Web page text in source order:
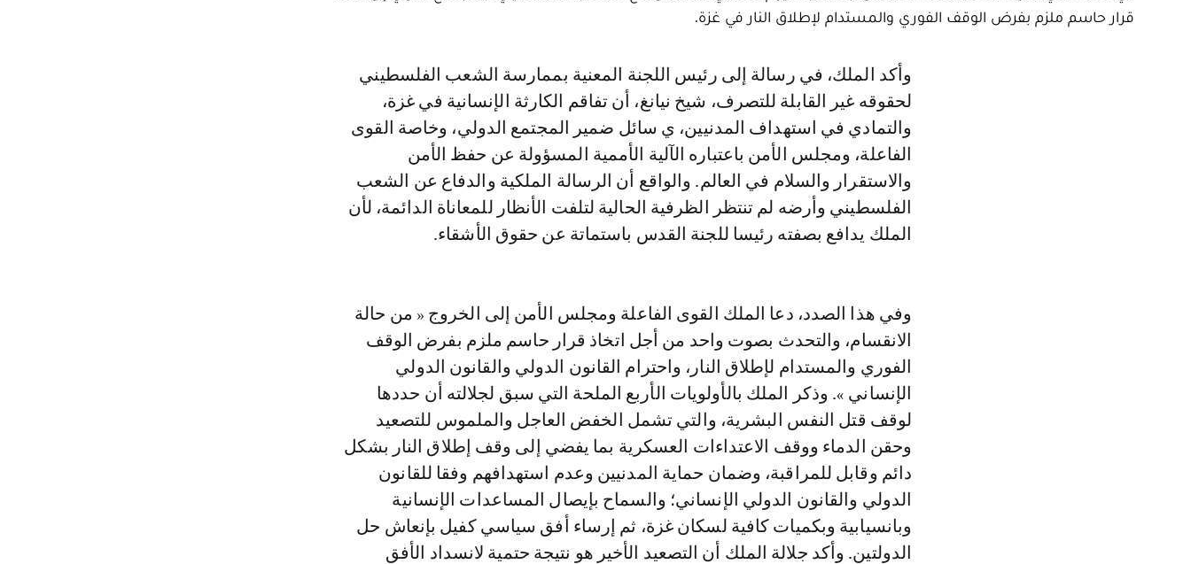
قرار حاسم ملزم بفرض الوقف الفوري والمستدام لإطلاق النار في غزة.
وأكد الملك، في رسالة إلى رئيس اللجنة المعنية بممارسة الشعب الفلسطيني
لحقوقه غير القابلة للتصرف، شيخ نيانغ، أن تفاقم الكارثة الإنسانية في غزة،
والتمادي في استهداف المدنيين، ي سائل ضمير المجتمع الدولي، وخاصة القوى
الفاعلة، ومجلس الأمن باعتباره الآلية الأممية المسؤولة عن حفظ الأمن
والاستقرار والسلام في العالم. والواقع أن الرسالة الملكية والدفاع عن الشعب
الفلسطيني وأرضه لم تنتظر الظرفية الحالية لتلفت الأنظار للمعاناة الدائمة، لأن
الملك يدافع بصفته رئيسا للجنة القدس باستماتة عن حقوق الأشقاء.
وفي هذا الصدد، دعا الملك القوى الفاعلة ومجلس الأمن إلى الخروج « من حالة
الانقسام، والتحدث بصوت واحد من أجل اتخاذ قرار حاسم ملزم بفرض الوقف
الفوري والمستدام لإطلاق النار، واحترام القانون الدولي والقانون الدولي
الإنساني ». وذكر الملك بالأولويات الأربع الملحة التي سبق لجلالته أن حددها
لوقف قتل النفس البشرية، والتي تشمل الخفض العاجل والملموس للتصعيد
وحقن الدماء ووقف الاعتداءات العسكرية بما يفضي إلى وقف إطلاق النار بشكل
دائم وقابل للمراقبة، وضمان حماية المدنيين وعدم استهدافهم وفقا للقانون
الدولي والقانون الدولي الإنساني؛ والسماح بإيصال المساعدات الإنسانية
وبانسيابية وبكميات كافية لسكان غزة، ثم إرساء أفق سياسي كفيل بإنعاش حل
الدولتين. وأكد جلالة الملك أن التصعيد الأخير هو نتيجة حتمية لانسداد الأفق